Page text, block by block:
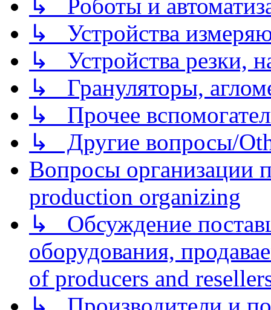
↳ Роботы и
↳ Устройства
↳ Устройства резки,
↳ Грануляторы,
↳ Прочее
↳ Другие вопросы/
Вопросы организации
production organizing
↳ Обсуждение
оборудования,
of producers and